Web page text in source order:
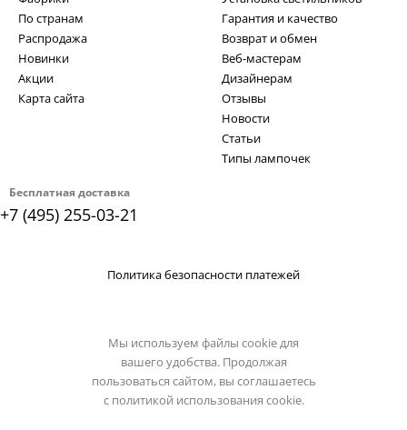
Бесплатная доставка
+7 (495) 255-03-21
По странам
Распродажа
Новинки
Акции
Карта сайта
Гарантия и качество
Возврат и обмен
Веб-мастерам
Дизайнерам
Отзывы
Новости
Статьи
Типы лампочек
Политика безопасности платежей
Мы используем файлы cookie для
вашего удобства. Продолжая
пользоваться сайтом, вы соглашаетесь
с политикой использования cookie.